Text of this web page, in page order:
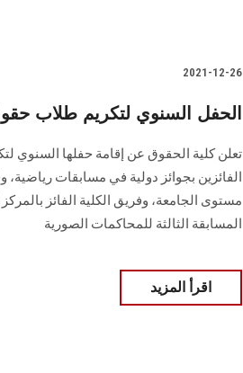
2021-12-26
الحفل السنوي لتكريم طلاب
تعلن كلية الحقوق عن إقامة حفلها السنوي
الفائزين بجوائز دولية في مسابقات رياضية،
المسابقة الثالثة للمحاكمات الصورية
اقرأ المزيد